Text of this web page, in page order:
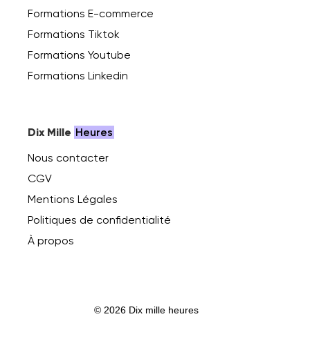
Formations E-commerce
Formations Tiktok
Formations Youtube
Formations Linkedin
Dix Mille Heures
Nous contacter
CGV
Mentions Légales
Politiques de confidentialité
À propos
© 2026 Dix mille heures